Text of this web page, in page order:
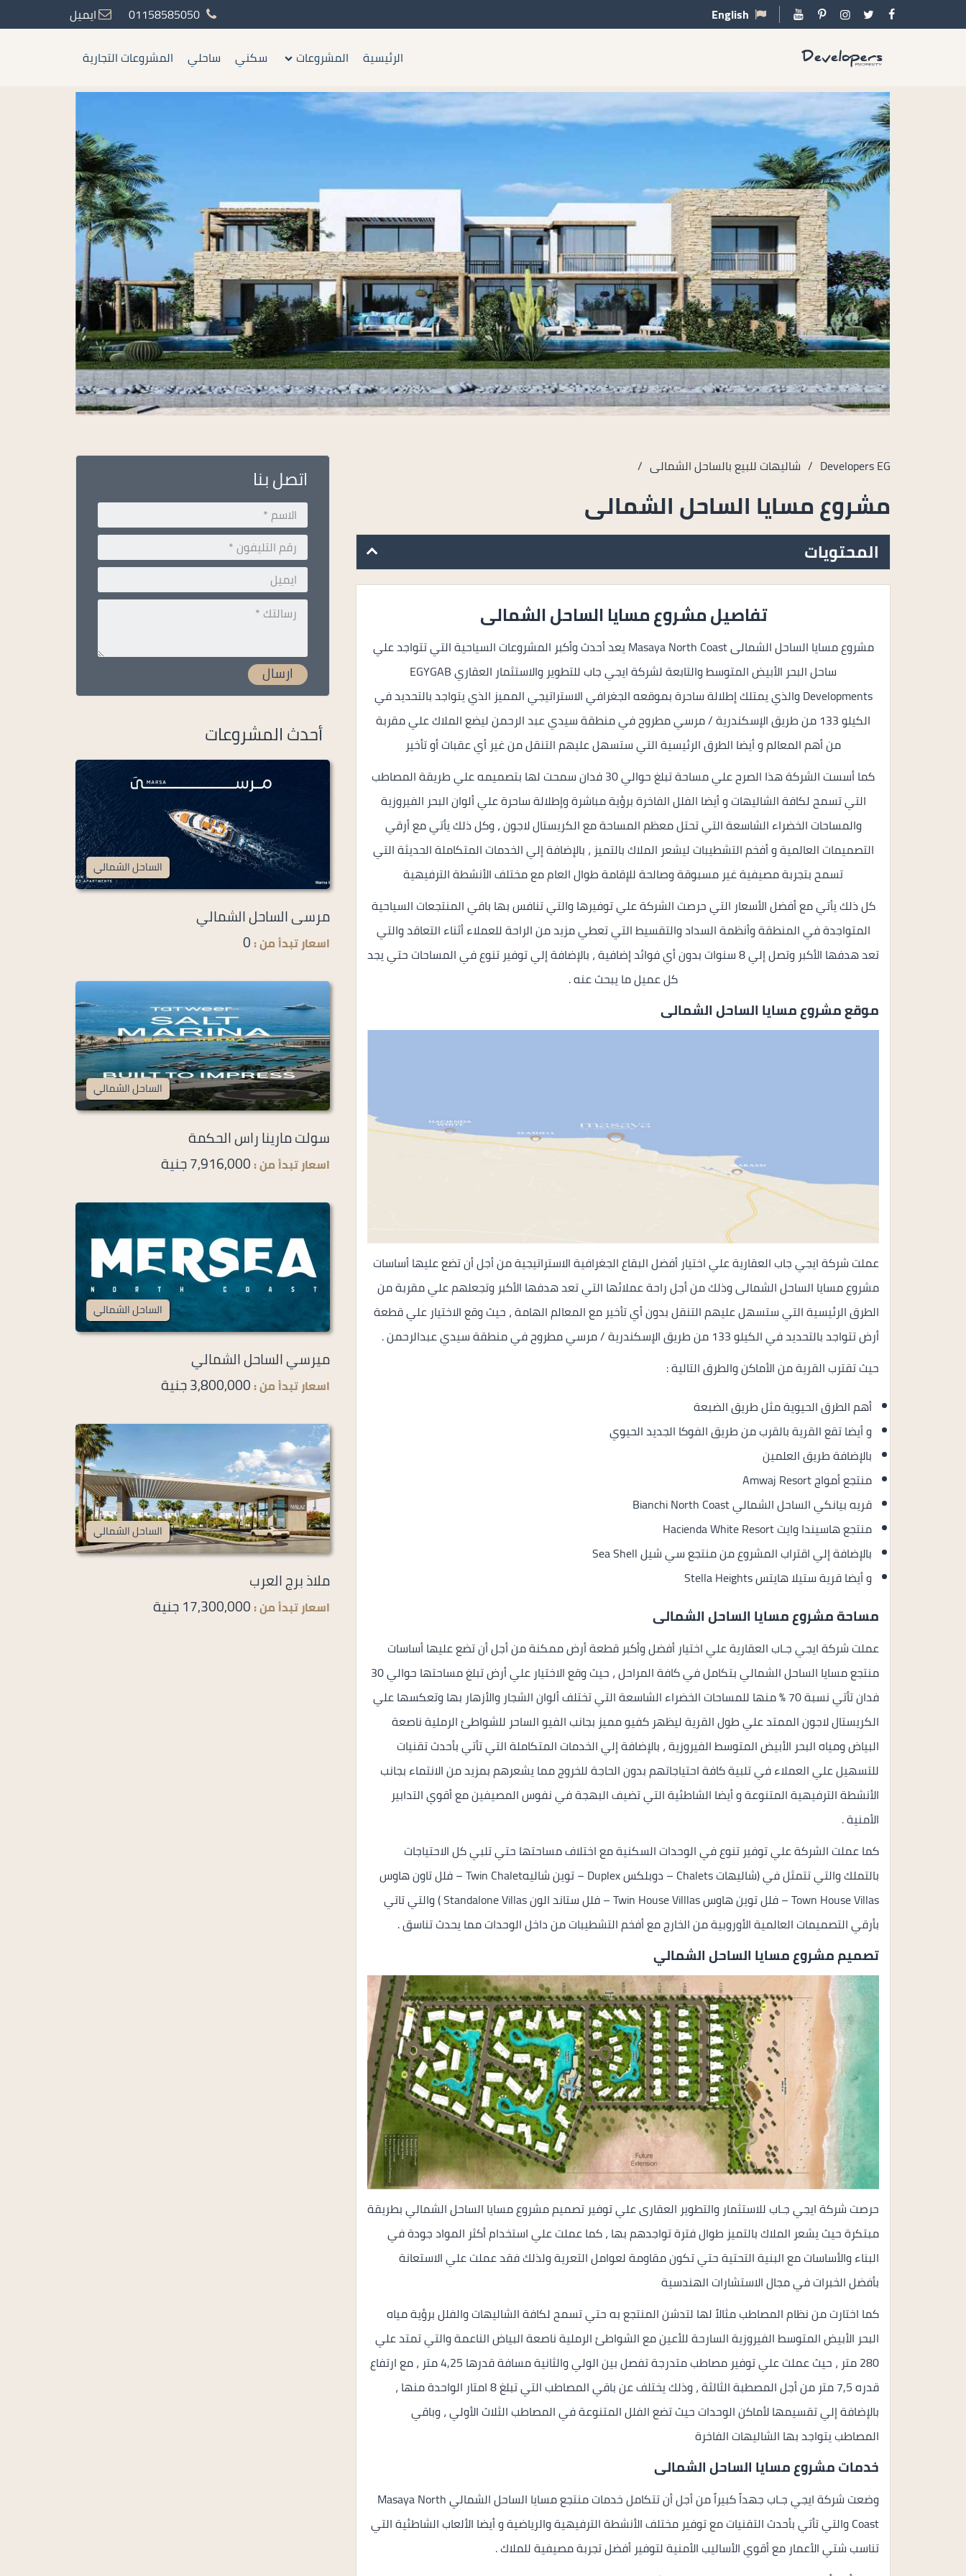
English
01158585050
ايميل
الرئيسية
المشروعات سكني ساحلي المشروعات التجارية
اتصل بنا
أحدث المشروعات
الساحل الشمالي
مرسى الساحل الشمالي
اسعار تبدأ من : 0
الساحل الشمالي
سولت مارينا راس الحكمة
اسعار تبدأ من : 7,916,000 جنية
الساحل الشمالي
ميرسي الساحل الشمالي
اسعار تبدأ من : 3,800,000 جنية
الساحل الشمالي
ملاذ برج العرب
اسعار تبدأ من : 17,300,000 جنية
Developers EG
/ شاليهات للبيع بالساحل الشمالى /
مشروع مسايا الساحل الشمالى
المحتويات
تفاصيل مشروع مسايا الساحل الشمالى
مشروع مسايا الساحل الشمالى Masaya North Coast يعد أحدث وأكبر المشروعات السياحية التي تتواجد علي
ساحل البحر الأبيض المتوسط والتابعة لشركة ايجي جاب للتطوير والاستثمار العقاري EGYGAB
Developments والذي يمتلك إطلالة ساحرة بموقعه الجغرافي الاستراتيجي المميز الذي يتواجد بالتحديد في
الكيلو 133 من طريق الإسكندرية / مرسي مطروح في منطقة سيدي عبد الرحمن ليضع الملاك علي مقربة
من أهم المعالم و أيضا الطرق الرئيسية التي ستسهل عليهم التنقل من غير أي عقبات أو تأخير
كما أسست الشركة هذا الصرح علي مساحة تبلغ حوالي 30 فدان سمحت لها بتصميمه علي طريقة المصاطب
التي تسمح لكافة الشاليهات و أيضا الفلل الفاخرة برؤية مباشرة وإطلالة ساحرة علي ألوان البحر الفيروزية
والمساحات الخضراء الشاسعة التي تحتل معظم المساحة مع الكريستال لاجون ، وكل ذلك يأتي مع أرقي
التصميمات العالمية و أفخم التشطيبات ليشعر الملاك بالتميز ، بالإضافة إلي الخدمات المتكاملة الحديثة التي
تسمح بتجربة مصيفية غير مسبوقة وصالحة للإقامة طوال العام مع مختلف الأنشطة الترفيهية
كل ذلك يأتي مع أفضل الأسعار التي حرصت الشركة علي توفيرها والتي تنافس بها باقي المنتجعات السياحية
المتواجدة في المنطقة وأنظمة السداد والتقسيط التي تعطي مزيد من الراحة للعملاء أثناء التعاقد والتي
تعد هدفها الأكبر وتصل إلي 8 سنوات بدون أي فوائد إضافية ، بالإضافة إلي توفير تنوع في المساحات حتي يجد
كل عميل ما يبحث عنه .
موقع مشروع مسايا الساحل الشمالى
عملت شركة ايجي جاب العقارية علي اختيار أفضل البقاع الجغرافية الاستراتيجية من أجل أن تضع عليها أساسات
مشروع مسايا الساحل الشمالى وذلك من أجل راحة عملائها التي تعد هدفها الأكبر وتجعلهم علي مقربة من
الطرق الرئيسية التي ستسهل عليهم التنقل بدون أي تأخير مع المعالم الهامة ، حيث وقع الاختيار علي قطعة
أرض تتواجد بالتحديد في الكيلو 133 من طريق الإسكندرية / مرسي مطروح في منطقة سيدي عبدالرحمن .
حيث تقترب القرية من الأماكن والطرق التالية :
أهم الطرق الحيوية مثل طريق الضبعة
و أيضا تقع القرية بالقرب من طريق الفوكا الجديد الحيوي
بالإضافة طريق العلمين
منتجع أمواج Amwaj Resort
قريه بيانكي الساحل الشمالي Bianchi North Coast
منتجع هاسيندا وايت Hacienda White Resort
بالإضافة إلي اقتراب المشروع من منتجع سي شيل Sea Shell
و أيضا قرية ستيلا هايتس Stella Heights
مساحة مشروع مسايا الساحل الشمالى
عملت شركة ايجي جـاب العقارية علي اختيار أفضل وأكبر قطعة أرض ممكنة من أجل أن تضع عليها أساسات
منتجع مسايا الساحل الشمالي بتكامل في كافة المراحل ، حيث وقع الاختيار علي أرض تبلغ مساحتها حوالي 30
فدان تأتي نسبة 70 % منها للمساحات الخضراء الشاسعة التي تختلف ألوان الشجار والأزهار بها وتعكسها علي
الكريستال لاجون الممتد علي طول القرية ليظهر كفيو مميز بجانب الفيو الساحر للشواطئ الرملية ناصعة
البياض ومياه البحر الأبيض المتوسط الفيروزية ، بالإضافة إلي الخدمات المتكاملة التي تأتي بأحدث تقنيات
للتسهيل علي العملاء في تلبية كافة احتياجاتهم بدون الحاجة للخروج مما يشعرهم بمزيد من الانتماء بجانب
الأنشطة الترفيهية المتنوعة و أيضا الشاطئية التي تضيف البهجة في نفوس المصيفين مع أقوي التدابير
الأمنية .
كما عملت الشركة علي توفير تنوع في الوحدات السكنية مع اختلاف مساحتها حتي تلبي كل الاحتياجات
بالتملك والتي تتمثل في (شاليهات Chalets – دوبلكس Duplex – توين شاليهTwin Chalet – فلل تاون هاوس
Town House Villas – فلل توين هاوس Twin House Villlas – فلل ستاند الون Standalone Villas ) والتي تاتي
بأرقي التصميمات العالمية الأوروبية من الخارج مع أفخم التشطيبات من داخل الوحدات مما يحدث تناسق .
تصميم مشروع مسايا الساحل الشمالي
حرصت شركة ايجي جـاب للاستثمار والتطوير العقارى علي توفير تصميم مشروع مسايا الساحل الشمالي بطريقة
مبتكرة حيث يشعر الملاك بالتميز طوال فترة تواجدهم بها ، كما عملت علي استخدام أكثر المواد جودة في
البناء والأساسات مع البنية التحتية حتي تكون مقاومة لعوامل التعرية ولذلك فقد عملت علي الاستعانة
بأفضل الخبرات في مجال الاستشارات الهندسية
كما اختارت من نظام المصاطب مثالاً لها لتدشن المنتجع به حتي تسمح لكافة الشاليهات والفلل برؤية مياه
البحر الأبيض المتوسط الفيروزية السارحة للأعين مع الشواطئ الرملية ناصعة البياض الناعمة والتي تمتد علي
280 متر ، حيث عملت علي توفير مصاطب متدرجة تفصل بين الولي والثانية مسافة قدرها 4,25 متر ، مع ارتفاع
قدره 7,5 متر من أجل المصطبة الثالثة ، وذلك يختلف عن باقي المصاطب التي تبلغ 8 امتار الواحدة منها ،
بالإضافة إلي تقسيمها لأماكن الوحدات حيث تضع الفلل المتنوعة في المصاطب الثلاث الأولي ، وباقي
المصاطب يتواجد بها الشاليهات الفاخرة
خدمات مشروع مسايا الساحل الشمالى
وضعت شركة ايجي جـاب جهداً كبيراً من أجل أن تتكامل خدمات منتجع مسايا الساحل الشمالي Masaya North
Coast والتي تأتي بأحدث التقنيات مع توفير مختلف الأنشطة الترفيهية والرياضية و أيضا الألعاب الشاطئية التي
تناسب شتي الأعمار مع أقوي الأساليب الأمنية لتوفير أفضل تجربة مصيفية للملاك .